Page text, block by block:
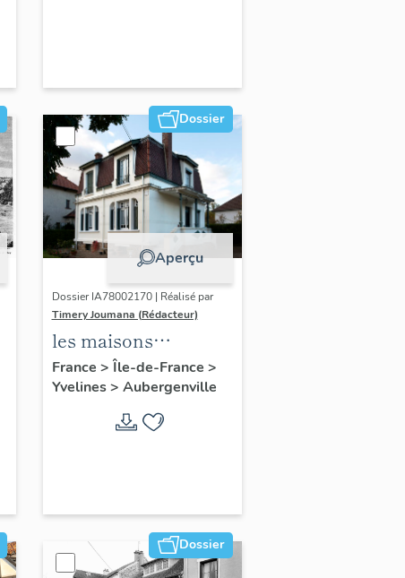
Dossier
Aperçu
Dossier IA78002170 | Réalisé par
Timery Joumana (Rédacteur)
les maisons
d'Elisabethville
France > Île-de-France >
Yvelines> Aubergenville
Dossier